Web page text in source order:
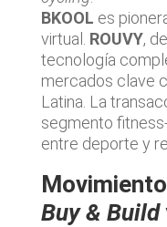
BKOOL es
virtual. ROUVY,
tecnología
mercados clave
Latina. La
segmento
entre deporte y
Buy & Build